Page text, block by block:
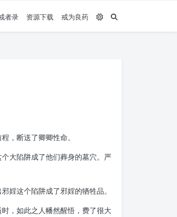
者录 资源下载 戒为良药
，断送了卿卿性命。
大陷阱成了他们葬身的墓穴。严
婬这个陷阱成了邪婬的牺牲品。
，如此之人幡然醒悟，费了很大